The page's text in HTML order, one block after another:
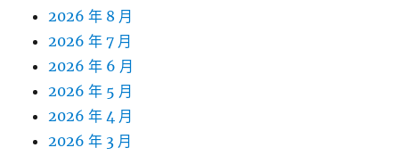
2026 年 8 月
2026 年 7 月
2026 年 6 月
2026 年 5 月
2026 年 4 月
2026 年 3 月